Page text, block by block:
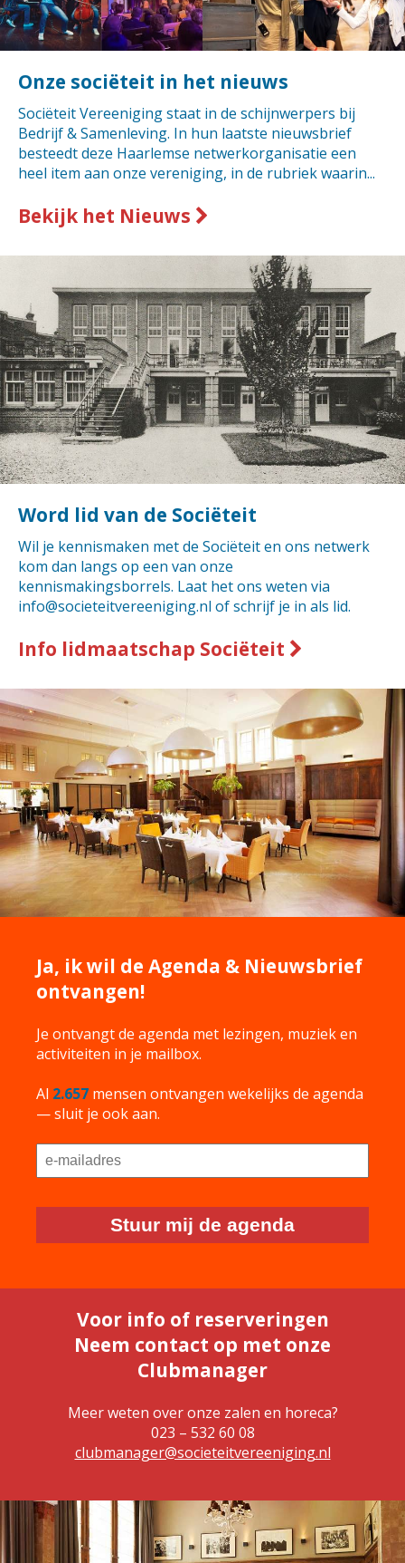
Onze sociëteit in het nieuws
Sociëteit Vereeniging staat in de schijnwerpers bij
Bedrijf & Samenleving. In hun laatste nieuwsbrief
besteedt deze Haarlemse netwerkorganisatie een
heel item aan onze vereniging, in de rubriek waarin...
Bekijk het Nieuws
Word lid van de Sociëteit
Wil je kennismaken met de Sociëteit en ons netwerk
kom dan langs op een van onze
kennismakingsborrels. Laat het ons weten via
info@societeitvereeniging.nl of schrijf je in als lid.
Info lidmaatschap Sociëteit
Ja, ik wil de Agenda & Nieuwsbrief
ontvangen!
Je ontvangt de agenda met lezingen, muziek en
activiteiten in je mailbox.
Al 2.657 mensen ontvangen wekelijks de agenda
— sluit je ook aan.
Stuur mij de agenda
Voor info of reserveringen
Neem contact op met onze
Clubmanager
Meer weten over onze zalen en horeca?
023 – 532 60 08
clubmanager@societeitvereeniging.nl